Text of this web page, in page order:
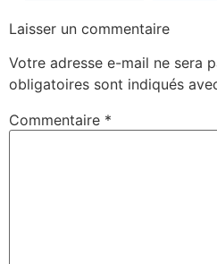
Laisser un commentaire
Votre adresse e-mail ne sera
obligatoires sont indiqués
Commentaire *